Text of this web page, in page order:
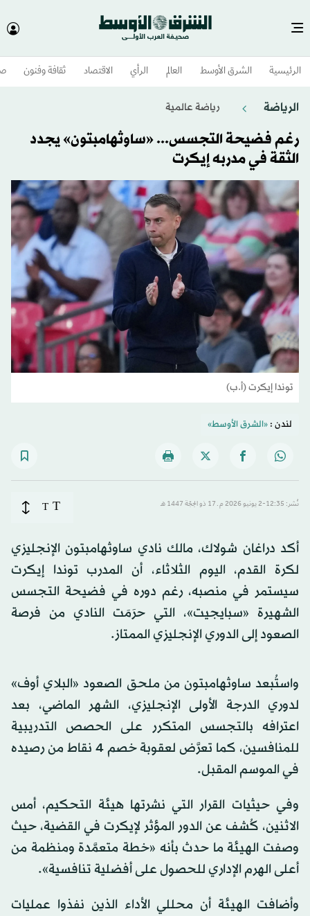
الرئيسية الشرق الأوسط​ العالم الرأي الاقتصاد ثقافة وفنون
الرياضة رياضة عالمية
رغم فضيحة التجسس... «ساوثهامبتون» يجدد
الثقة في مدربه إيكرت
توندا إيكرت (أ.ب)
لندن :«الشرق الأوسط»
نُشر: 12:35-2 يونيو 2026 م ـ 17 ذو الحِجّة 1447 هـ T
T
أكد دراغان شولاك، مالك نادي ساوثهامبتون الإنجليزي
لكرة القدم، اليوم الثلاثاء، أن المدرب توندا إيكرت
سيستمر في منصبه، رغم دوره في فضيحة التجسس
الشهيرة «سبايجيت»، التي حرَمَت النادي من فرصة
الصعود إلى الدوري الإنجليزي الممتاز.
واستُبعد ساوثهامبتون من ملحق الصعود «البلاي أوف»
لدوري الدرجة الأولى الإنجليزي، الشهر الماضي، بعد
اعترافه بالتجسس المتكرر على الحصص التدريبية
للمنافسين، كما تعرَّض لعقوبة خصم 4 نقاط من رصيده
في الموسم المقبل.
وفي حيثيات القرار التي نشرتها هيئة التحكيم، أمس
الاثنين، كُشف عن الدور المؤثر لإيكرت في القضية، حيث
وصفت الهيئة ما حدث بأنه «خطة متعمَّدة ومنظمة من
أعلى الهرم الإداري للحصول على أفضلية تنافسية».
وأضافت الهيئة أن محللي الأداء الذين نفذوا عمليات